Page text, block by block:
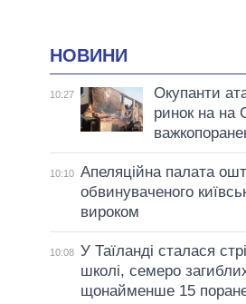
НОВИНИ
10:27
Окупанти
ринок на на
10:10 Апеляційна палата
обвинуваченого
вироком
10:08 У Таїланді сталася
школі, семеро
щонайменше 15